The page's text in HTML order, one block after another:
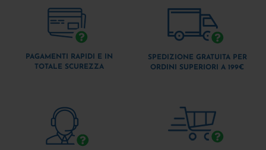
PAGAMENTI RAPIDI E IN
TOTALE SCUREZZA
SPEDIZIONE GRATUITA PER
ORDINI SUPERIORI A 199€